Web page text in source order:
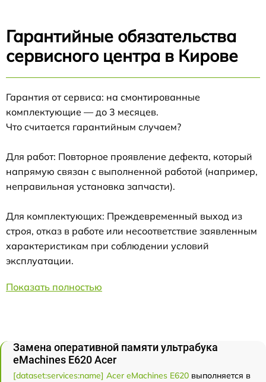
Гарантийные обязательства
сервисного центра в Кирове
Гарантия от сервиса: на смонтированные
комплектующие — до 3 месяцев.
Что считается гарантийным случаем?
Для работ: Повторное проявление дефекта, который
напрямую связан с выполненной работой (например,
неправильная установка запчасти).
Для комплектующих: Преждевременный выход из
строя, отказ в работе или несоответствие заявленным
характеристикам при соблюдении условий
эксплуатации.
Показать полностью
Замена оперативной памяти ультрабука
eMachines E620 Acer
[dataset:services:name] Acer eMachines E620 выполняется в